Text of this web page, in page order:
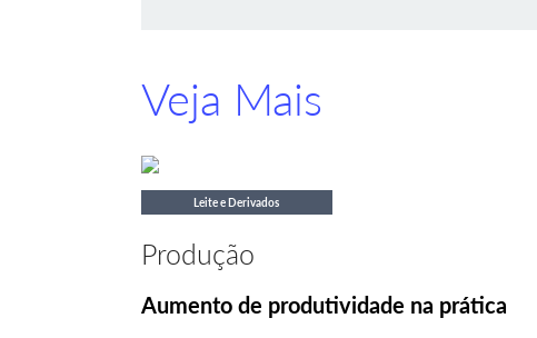
Veja Mais
Leite e Derivados
Produção
Aumento de produtividade na prática